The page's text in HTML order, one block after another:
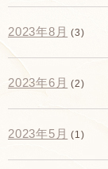
2023年8月 (3)
2023年6月 (2)
2023年5月 (1)